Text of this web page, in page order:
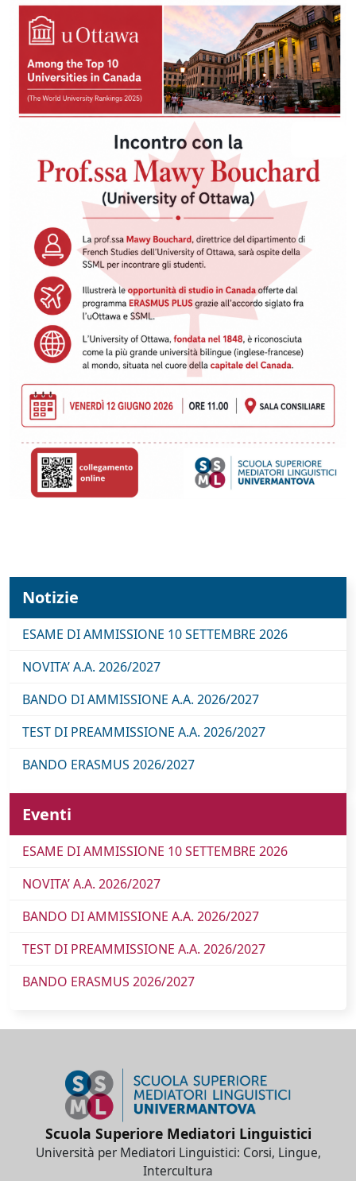
Notizie
ESAME DI AMMISSIONE 10 SETTEMBRE 2026
NOVITA’ A.A. 2026/2027
BANDO DI AMMISSIONE A.A. 2026/2027
TEST DI PREAMMISSIONE A.A. 2026/2027
BANDO ERASMUS 2026/2027
Eventi
ESAME DI AMMISSIONE 10 SETTEMBRE 2026
NOVITA’ A.A. 2026/2027
BANDO DI AMMISSIONE A.A. 2026/2027
TEST DI PREAMMISSIONE A.A. 2026/2027
BANDO ERASMUS 2026/2027
Scuola Superiore Mediatori Linguistici
Università per Mediatori Linguistici: Corsi, Lingue,
Intercultura